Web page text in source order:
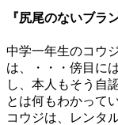
『尻尾のないブラ
中学一年生のコウ
は、・・・傍目に
し、本人もそう自
とは何もわかって
コウジは、レンタ